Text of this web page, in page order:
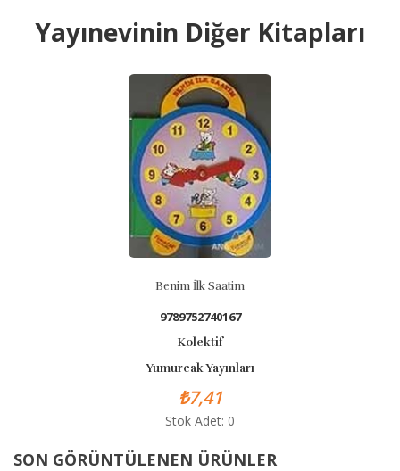
Yayınevinin Diğer Kitapları
Benim İlk Saatim
9789752740167
Kolektif
Yumurcak Yayınları
₺7,41
Stok Adet: 0
SON GÖRÜNTÜLENEN ÜRÜNLER